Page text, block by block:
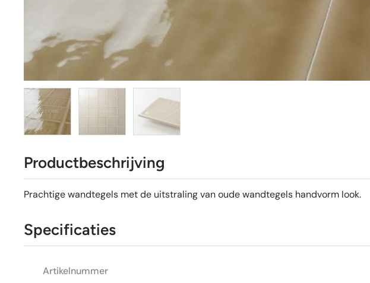
Productbeschrijving
Prachtige wandtegels met de uitstraling van oude wandtegels handvorm look.
Specificaties
Artikelnummer